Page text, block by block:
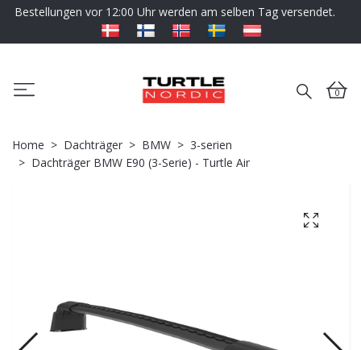
Bestellungen vor 12:00 Uhr werden am selben Tag versendet.
0
Home Dachträger BMW
3-serien
Dachträger BMW E90 (3-Serie) - Turtle Air